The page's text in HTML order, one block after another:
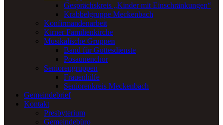
Gesprächskreis „Kinder mit Einschränkungen“
Krabbelgruppe Meckenbach
Konfirmandenarbeit
Kirner Familienkirche
Musikalische Gruppen
Band für Gottesdienste
Posaunenchor
Seniorengruppen
Frauenhilfe
Seniorenkreis Meckenbach
Gemeindebrief
Kontakt
Presbyterium
Gemeindebüro